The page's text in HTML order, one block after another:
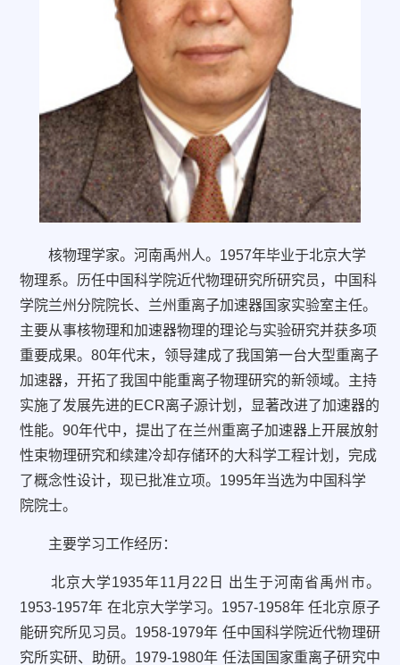
核物理学家。河南禹州人。1957年毕业于北京大学
物理系。历任中国科学院近代物理研究所研究员，中国科
学院兰州分院院长、兰州重离子加速器国家实验室主任。
主要从事核物理和加速器物理的理论与实验研究并获多项
重要成果。80年代末，领导建成了我国第一台大型重离子
加速器，开拓了我国中能重离子物理研究的新领域。主持
实施了发展先进的ECR离子源计划，显著改进了加速器的
性能。90年代中，提出了在兰州重离子加速器上开展放射
性束物理研究和续建冷却存储环的大科学工程计划，完成
了概念性设计，现已批准立项。1995年当选为中国科学
院院士。
主要学习工作经历：
北京大学1935年11月22日 出生于河南省禹州市。
1953-1957年 在北京大学学习。1957-1958年 任北京原子
能研究所见习员。1958-1979年 任中国科学院近代物理研
究所实研、助研。1979-1980年 任法国国家重离子研究中